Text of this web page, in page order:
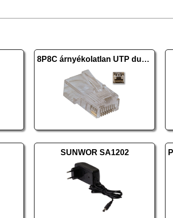
8P8C árnyékolatlan UTP dugasz CAT.5 tömör
SUNWOR SA1202